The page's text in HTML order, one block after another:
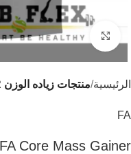
Click to enlarge
الرئيسية منتجات زياده الوزن MASS GAINER
FA